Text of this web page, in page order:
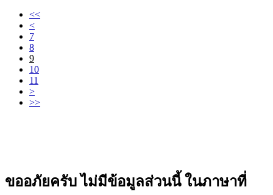
<<
<
7
8
9
10
11
>
>>
ขออภัยครับ ไม่มีข้อมูลส่วนนี้ ในภาษาที่